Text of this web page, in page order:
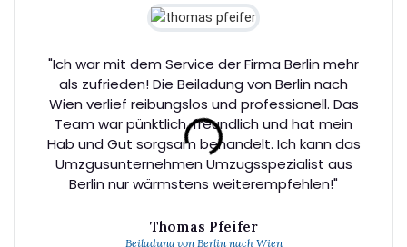
"Ich war mit dem Service der Firma Berlin mehr
als zufrieden! Die Beiladung von Berlin nach
Wien verlief reibungslos und professionell. Das
Team war pünktlich, freundlich und hat mein
Hab und Gut sorgsam behandelt. Ich kann das
Umzgusunternehmen Umzugsspezialist aus
Berlin nur wärmstens weiterempfehlen!"
Thomas Pfeifer
Beiladung von Berlin nach Wien